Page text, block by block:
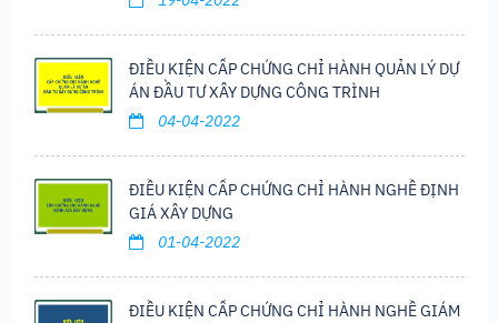
ĐIỀU KIỆN CẤP CHỨNG CHỈ HÀNH QUẢN LÝ DỰ
ÁN ĐẦU TƯ XÂY DỰNG CÔNG TRÌNH
04-04-2022
ĐIỀU KIỆN CẤP CHỨNG CHỈ HÀNH NGHỀ ĐỊNH
GIÁ XÂY DỰNG
01-04-2022
ĐIỀU KIỆN CẤP CHỨNG CHỈ HÀNH NGHỀ GIÁM